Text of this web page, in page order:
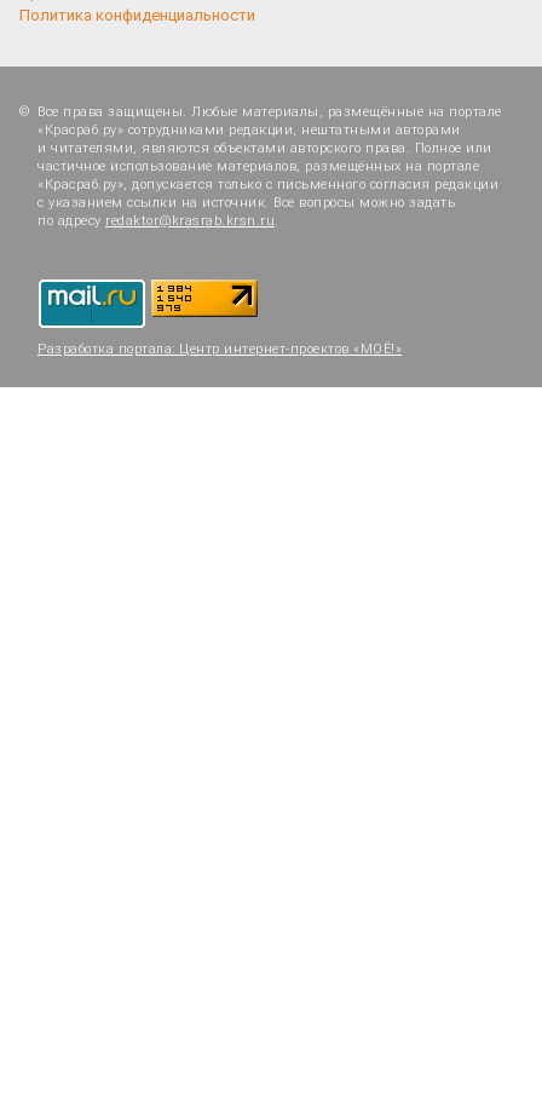
Политика конфиденциальности
Все права защищены. Любые материалы, размещённые на портале
«Красраб.ру» сотрудниками редакции, нештатными авторами
и читателями, являются объектами авторского права. Полное или
частичное использование материалов, размещённых на портале
«Красраб.ру», допускается только с письменного согласия редакции
с указанием ссылки на источник. Все вопросы можно задать
по адресу redaktor@krasrab.krsn.ru.
Разработка портала: Центр интернет-проектов «МОЁ!»